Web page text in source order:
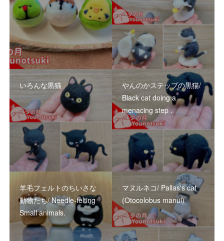
いろんな黒猫
やんのかステップの黒猫/
Black cat doing a
menacing step .
羊毛フェルトのちいさな
動物たち/ Needle-felting
Small animals.
マヌルネコ/ Pallas's cat
(Otocolobus manul)